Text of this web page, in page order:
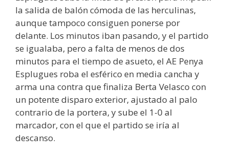
la salida de balón cómoda de las herculinas,
aunque tampoco consiguen ponerse por
delante. Los minutos iban pasando, y el partido
se igualaba, pero a falta de menos de dos
minutos para el tiempo de asueto, el AE Penya
Esplugues roba el esférico en media cancha y
arma una contra que finaliza Berta Velasco con
un potente disparo exterior, ajustado al palo
contrario de la portera, y sube el 1-0 al
marcador, con el que el partido se iría al
descanso.